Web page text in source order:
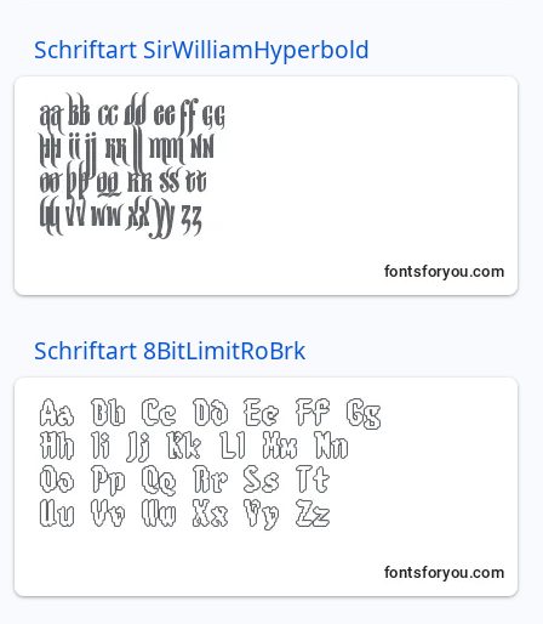
Schriftart SirWilliamHyperbold
Schriftart 8BitLimitRoBrk